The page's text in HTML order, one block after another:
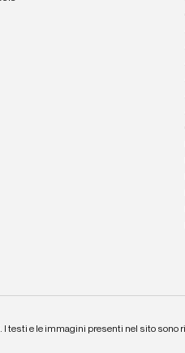
I testi e le immagini presenti nel sito sono